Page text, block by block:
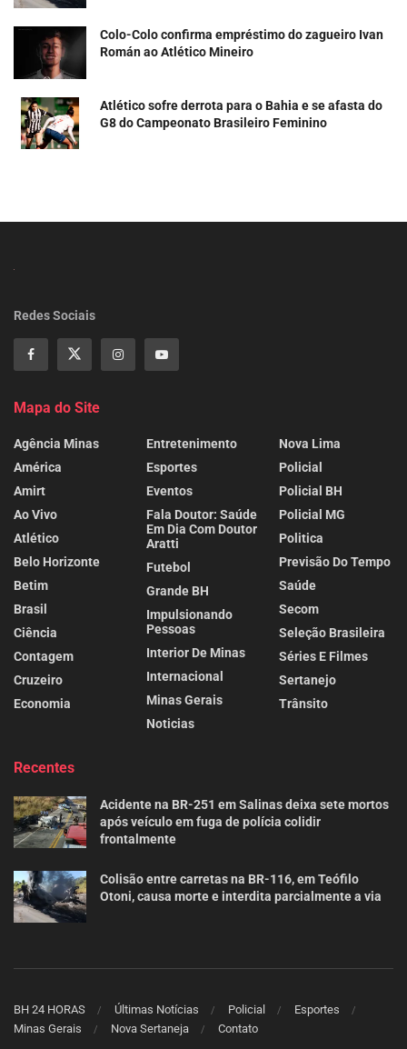
Colo-Colo confirma empréstimo do zagueiro Ivan
Román ao Atlético Mineiro
Atlético sofre derrota para o Bahia e se afasta do
G8 do Campeonato Brasileiro Feminino
Redes Sociais
Mapa do Site
Agência Minas
América
Amirt
Ao Vivo
Atlético
Belo Horizonte
Betim
Brasil
Ciência
Contagem
Cruzeiro
Economia
Entretenimento
Esportes
Eventos
Fala Doutor: Saúde
Em Dia Com Doutor
Aratti
Futebol
Grande BH
Impulsionando
Pessoas
Interior De Minas
Internacional
Minas Gerais
Noticias
Nova Lima
Policial
Policial BH
Policial MG
Politica
Previsão Do Tempo
Saúde
Secom
Seleção Brasileira
Séries E Filmes
Sertanejo
Trânsito
Recentes
Acidente na BR-251 em Salinas deixa sete mortos
após veículo em fuga de polícia colidir
frontalmente
Colisão entre carretas na BR-116, em Teófilo
Otoni, causa morte e interdita parcialmente a via
BH 24 HORAS Últimas Notícias Policial
Esportes
Minas Gerais
Nova Sertaneja Contato